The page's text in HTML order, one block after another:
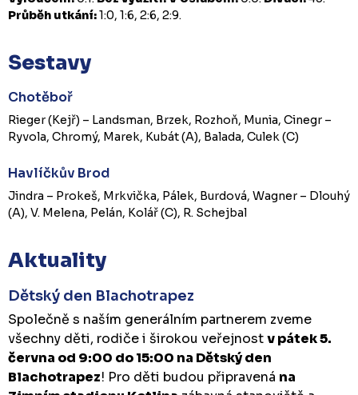
Průběh utkání:1:0, 1:6, 2:6, 2:9.
Sestavy
Chotěboř
Rieger (Kejř) – Landsman, Brzek, Rozhoň, Munia, Cinegr –
Ryvola, Chromý, Marek, Kubát (A), Balada, Culek (C)
Havlíčkův Brod
Jindra – Prokeš, Mrkvička, Pálek, Burdová, Wagner – Dlouhý
(A), V. Melena, Pelán, Kolář (C), R. Schejbal
Aktuality
Dětský den Blachotrapez
Společně s naším generálním partnerem zveme
všechny děti, rodiče i širokou veřejnostv pátek 5.
června od 9:00 do 15:00 na Dětský den
Blachotrapez! Pro děti budou připravená na